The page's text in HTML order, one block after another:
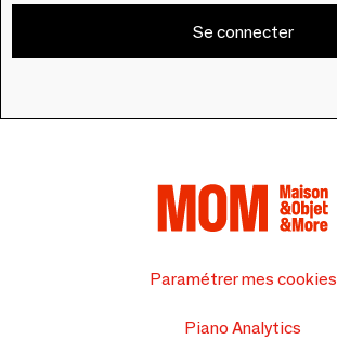
Se connecter
Paramétrer mes cookies
Piano Analytics